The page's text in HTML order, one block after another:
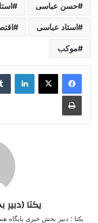
حسن عباسی
استاد عباسی
موکب
چاپ
یکتا
یکتا ؛ دبیر بخش خبری پایگاه